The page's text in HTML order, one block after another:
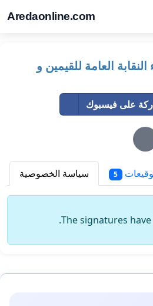
Aredaonline.com
العامة للقيمين و
على فيسبوك
5 سياسة الخصوصية
The signatures